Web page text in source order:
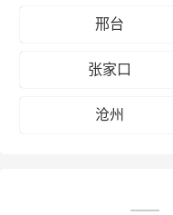
邢台
张家口
沧州